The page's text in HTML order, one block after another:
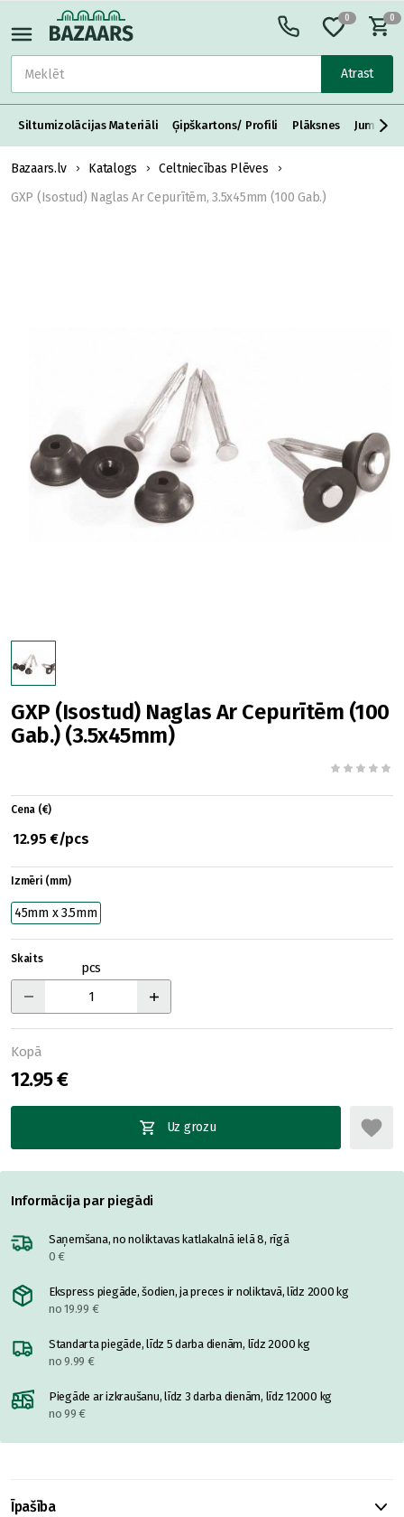
Atrast
0 0
Siltumizolācijas Materiāli Ģipškartons/ Profili Plāksnes Jumta
Bazaars.lv Katalogs
Celtniecības Plēves
GXP (Isostud) Naglas Ar Cepurītēm, 3.5x45mm (100 Gab.)
GXP (Isostud) Naglas Ar Cepurītēm (100
Gab.) (3.5x45mm)
Cena (€)
12.95 €/pcs
Izmēri (mm)
45mm x 3.5mm
Skaits
pcs
Kopā
12.95 €
Uz grozu
Informācija par piegādi
Saņemšana, no noliktavas katlakalnā ielā 8, rīgā
0 €
Ekspress piegāde, šodien, ja preces ir noliktavā, līdz 2000 kg
no 19.99 €
Standarta piegāde, līdz 5 darba dienām, līdz 2000 kg
no 9.99 €
Piegāde ar izkraušanu, līdz 3 darba dienām, līdz 12000 kg
no 99 €
Īpašība